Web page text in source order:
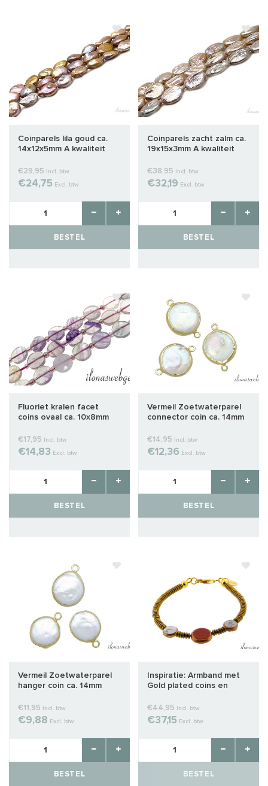
Coinparels lila goud ca.
14x12x5mm A kwaliteit
€29,95 Incl. btw
€24,75 Excl. btw
BESTEL
Coinparels zacht zalm ca.
19x15x3mm A kwaliteit
€38,95 Incl. btw
€32,19 Excl. btw
BESTEL
Fluoriet kralen facet
coins ovaal ca. 10x8mm
€17,95 Incl. btw
€14,83 Excl. btw
BESTEL
Vermeil Zoetwaterparel
connector coin ca. 14mm
€14,95 Incl. btw
€12,36 Excl. btw
BESTEL
Vermeil Zoetwaterparel
hanger coin ca. 14mm
€11,95 Incl. btw
€9,88 Excl. btw
BESTEL
Inspiratie: Armband met
Gold plated coins en
€44,95 Incl. btw
€37,15 Excl. btw
BESTEL